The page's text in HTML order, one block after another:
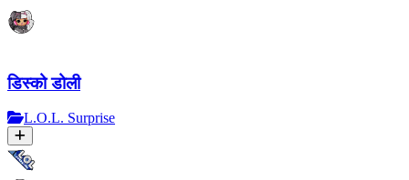
डिस्को डोली
L.O.L. Surprise